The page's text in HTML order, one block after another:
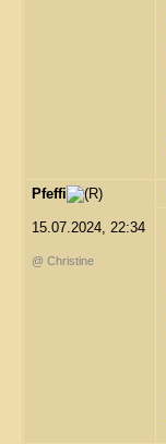
Pfeffi
15.07.2024, 22:34
@ Christine